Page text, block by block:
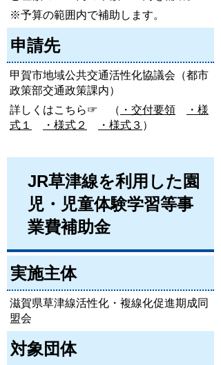
※予算の範囲内で補助します。
申請先
甲賀市地域公共交通活性化協議会（都市
政策部交通政策課内）
詳しくはこちら☞ （ ・交付要領
・様
式１
・様式２ ・様式３ ）
JR草津線を利用した園
児・児童体験学習等事
業費補助金
実施主体
滋賀県草津線活性化・複線化促進期成同
盟会
対象団体